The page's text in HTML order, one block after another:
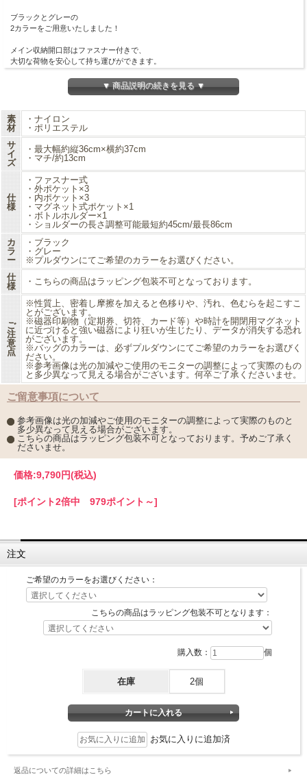
ブラックとグレーの
2カラーをご用意いたしました！
メイン収納開口部はファスナー付きで、
大切な荷物を安心して持ち運びができます。
きれいに収納可能！
持ち手を肩にかければトートバッグにもなる
嬉しい2WAYアイテムです。
両手が空いて便利なリュックは
お出かけや通勤、アウトドアなどに、
シーンを選ばず活躍します。
※ご希望のカラーを必ずご選択ください。
▼ 商品説明の続きを見る ▼
素
材
・ナイロン
・ポリエステル
サ
イ
ズ
・最大幅約縦36cm×横約37cm
・マチ/約13cm
仕
様
・ファスナー式
・外ポケット×3
・内ポケット×3
・マグネット式ポケット×1
・ボトルホルダー×1
・ショルダーの長さ調整可能最短約45cm/最長86cm
カ
ラ
ー
・ブラック
・グレー
※プルダウンにてご希望のカラーをお選びください。
仕
様
・こちらの商品はラッピング包装不可となっております。
ご
注
意
点
※性質上、密着し摩擦を加えると色移りや、汚れ、色むらを起こすこ
とがございます。
※磁器印刷物（定期券、切符、カード等）や時計を開閉用マグネット
に近づけると強い磁器により狂いが生じたり、データが消失する恐れ
がございます。
※バッグのカラーは、必ずプルダウンにてご希望のカラーをお選びく
ださい。
※参考画像は光の加減やご使用のモニターの調整によって実際のもの
と多少異なって見える場合がございます。何卒ご了承くださいませ。
ご留意事項について
参考画像は光の加減やご使用のモニターの調整によって実際のものと
多少異なって見える場合がございます。
こちらの商品はラッピング包装不可となっております。予めご了承く
ださいませ。
価格:9,790円(税込)
[ポイント2倍中 979ポイント～]
注文
ご希望のカラーをお選びください：
こちらの商品はラッピング包装不可となります：
購入数： 個
在庫 2個
お気に入りに追加済
返品についての詳細はこちら